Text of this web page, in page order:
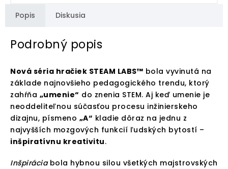
Popis Diskusia
Podrobný popis
Nová séria hračiek STEAM LABS™ bola vyvinutá na
základe najnovšieho pedagogického trendu, ktorý
zahŕňa „umenie“ do znenia STEM. Aj keď umenie je
neoddeliteľnou súčasťou procesu inžinierskeho
dizajnu, písmeno „A“ kladie dôraz na jednu z
najvyšších mozgových funkcií ľudských bytostí –
inšpiratívnu kreativitu.
Inšpiráciabola hybnou silou všetkých majstrovských